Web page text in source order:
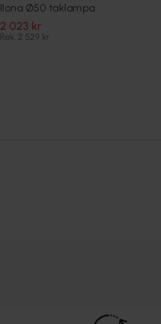
Ilona Ø50 taklampa
2 023 kr
Rek. 2 529 kr